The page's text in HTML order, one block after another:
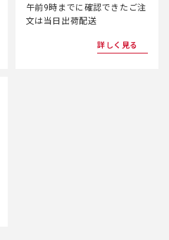
午前9時までに確認できたご注
文は当日出荷配送
詳しく見る